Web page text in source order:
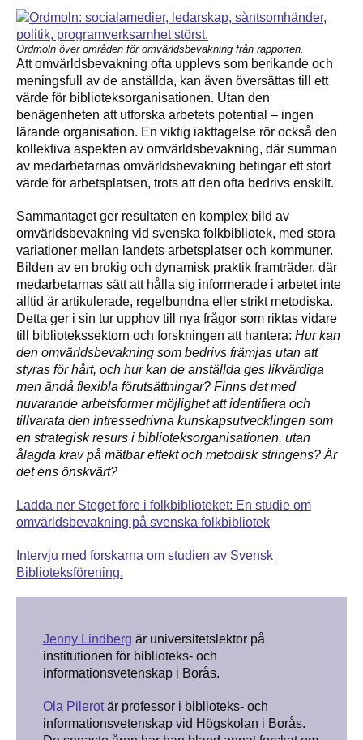
Ordmoln över områden för omvärldsbevakning från rapporten.
Att omvärldsbevakning ofta upplevs som berikande och
meningsfull av de anställda, kan även översättas till ett
värde för biblioteksorganisationen. Utan den
benägenheten att utforska arbetets potential – ingen
lärande organisation. En viktig iakttagelse rör också den
kollektiva aspekten av omvärldsbevakning, där summan
av medarbetarnas omvärldsbevakning betingar ett stort
värde för arbetsplatsen, trots att den ofta bedrivs enskilt.
Sammantaget ger resultaten en komplex bild av
omvärldsbevakning vid svenska folkbibliotek, med stora
variationer mellan landets arbetsplatser och kommuner.
Bilden av en brokig och dynamisk praktik framträder, där
medarbetarnas sätt att hålla sig informerade i arbetet inte
alltid är artikulerade, regelbundna eller strikt metodiska.
Detta ger i sin tur upphov till nya frågor som riktas vidare
till bibliotekssektorn och forskningen att hantera: Hur kan
den omvärldsbevakning som bedrivs främjas utan att
styras för hårt, och hur kan de anställda ges likvärdiga
men ändå flexibla förutsättningar? Finns det med
nuvarande arbetsformer möjlighet att identifiera och
tillvarata den intressedrivna kunskapsutvecklingen som
en strategisk resurs i biblioteksorganisationen, utan
ålagda krav på mätbar effekt och metodisk stringens? Är
det ens önskvärt?
Ladda ner Steget före i folkbiblioteket: En studie om
omvärldsbevakning på svenska folkbibliotek
Intervju med forskarna om studien av Svensk
Biblioteksförening.
Jenny Lindberg är universitetslektor på
institutionen för biblioteks- och
informationsvetenskap i Borås.
Ola Pilerotär professor i biblioteks- och
informationsvetenskap vid Högskolan i Borås.